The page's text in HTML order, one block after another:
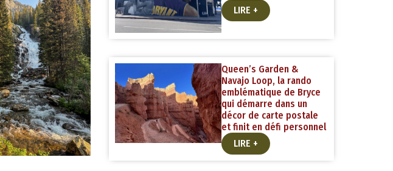
LIRE +
Queen’s Garden &
Navajo Loop, la rando
emblématique de Bryce
qui démarre dans un
décor de carte postale
et finit en défi personnel
LIRE +